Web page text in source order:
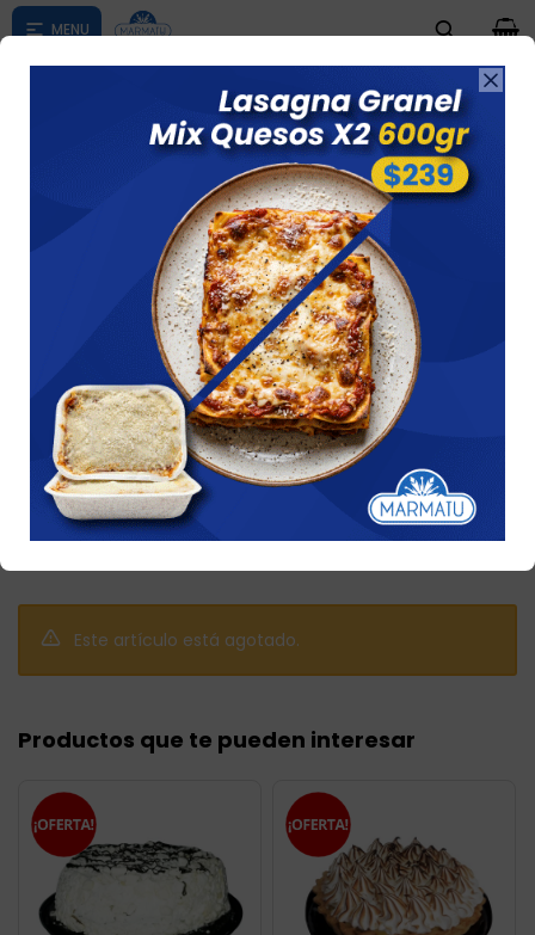

según su zona
0

Volcan Chocolate Y Coco 6 Unid
Este artículo está agotado.
Productos que te pueden interesar